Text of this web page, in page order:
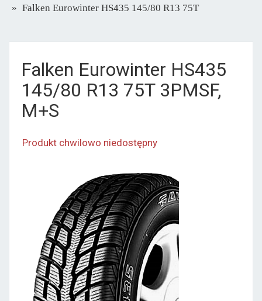
Falken Eurowinter HS435 145/80 R13 75T
Falken Eurowinter HS435
145/80 R13 75T 3PMSF,
M+S
Produkt chwilowo niedostępny